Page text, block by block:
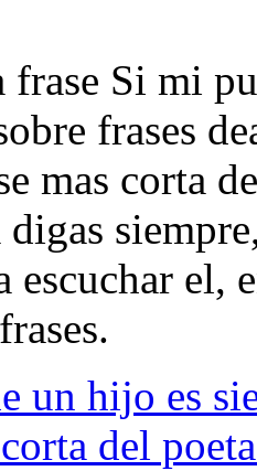
frase Si mi
frases
mas corta
escuchar el,
un hijo es
del